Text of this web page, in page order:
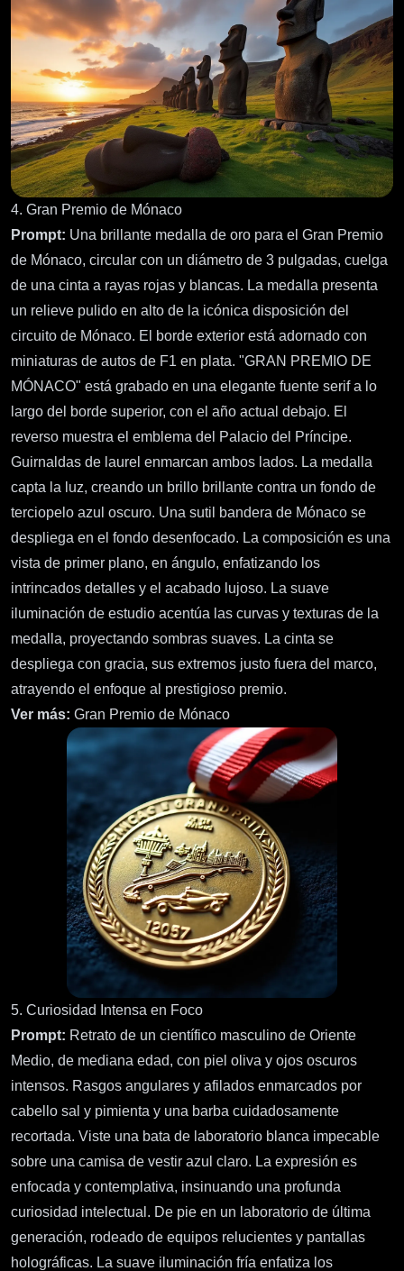
4. Gran Premio de Mónaco
Prompt: Una brillante medalla de oro para el Gran Premio
de Mónaco, circular con un diámetro de 3 pulgadas, cuelga
de una cinta a rayas rojas y blancas. La medalla presenta
un relieve pulido en alto de la icónica disposición del
circuito de Mónaco. El borde exterior está adornado con
miniaturas de autos de F1 en plata. "GRAN PREMIO DE
MÓNACO" está grabado en una elegante fuente serif a lo
largo del borde superior, con el año actual debajo. El
reverso muestra el emblema del Palacio del Príncipe.
Guirnaldas de laurel enmarcan ambos lados. La medalla
capta la luz, creando un brillo brillante contra un fondo de
terciopelo azul oscuro. Una sutil bandera de Mónaco se
despliega en el fondo desenfocado. La composición es una
vista de primer plano, en ángulo, enfatizando los
intrincados detalles y el acabado lujoso. La suave
iluminación de estudio acentúa las curvas y texturas de la
medalla, proyectando sombras suaves. La cinta se
despliega con gracia, sus extremos justo fuera del marco,
atrayendo el enfoque al prestigioso premio.
Ver más: Gran Premio de Mónaco
5. Curiosidad Intensa en Foco
Prompt: Retrato de un científico masculino de Oriente
Medio, de mediana edad, con piel oliva y ojos oscuros
intensos. Rasgos angulares y afilados enmarcados por
cabello sal y pimienta y una barba cuidadosamente
recortada. Viste una bata de laboratorio blanca impecable
sobre una camisa de vestir azul claro. La expresión es
enfocada y contemplativa, insinuando una profunda
curiosidad intelectual. De pie en un laboratorio de última
generación, rodeado de equipos relucientes y pantallas
holográficas. La suave iluminación fría enfatiza los